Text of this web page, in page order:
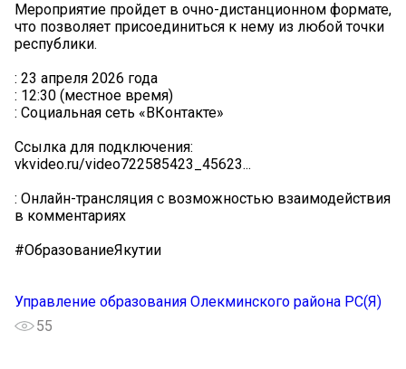
Мероприятие пройдет в очно-дистанционном формате,
что позволяет присоединиться к нему из любой точки
республики.
: 23 апреля 2026 года
: 12:30 (местное время)
: Социальная сеть «ВКонтакте»
Ссылка для подключения:
vkvideo.ru/video722585423_45623...
: Онлайн-трансляция с возможностью взаимодействия
в комментариях
#ОбразованиеЯкутии
Управление образования Олекминского района РС(Я)
55